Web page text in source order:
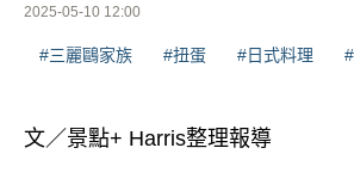
2025-05-10 12:00
#三麗鷗家族 #扭蛋 #日式料理
文／景點+ Harris整理報導